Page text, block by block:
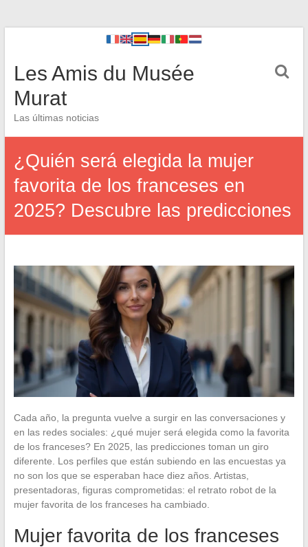
Les Amis du Musée
Murat
Las últimas noticias
¿Quién será elegida la mujer
favorita de los franceses en
2025? Descubre las predicciones
Cada año, la pregunta vuelve a surgir en las conversaciones y
en las redes sociales: ¿qué mujer será elegida como la favorita
de los franceses? En 2025, las predicciones toman un giro
diferente. Los perfiles que están subiendo en las encuestas ya
no son los que se esperaban hace diez años. Artistas,
presentadoras, figuras comprometidas: el retrato robot de la
mujer favorita de los franceses ha cambiado.
Mujer favorita de los franceses